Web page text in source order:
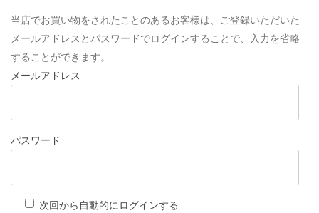
当店でお買い物をされたことのあるお客様は、ご登録いただいた
メールアドレスとパスワードでログインすることで、入力を省略
することができます。
メールアドレス
パスワード
次回から自動的にログインする